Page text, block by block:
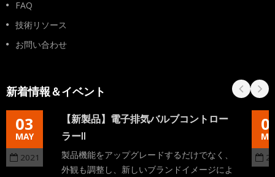
FAQ
技術リソース
お問い合わせ
新着情報＆イベント
03
MAY
2021
【新製品】電子排気バルブコントロー
ラーII
製品機能をアップグレードするだけでなく、
外観も調整し、新しいブランドイメージによ